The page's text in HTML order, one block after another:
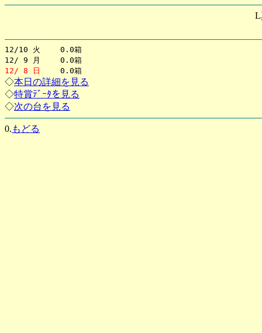
L
12/10 火 0.0箱
12/ 9 月 0.0箱
12/ 8 日
0.0箱
◇本日の詳細を見る
◇特賞ﾃﾞｰﾀを見る
◇次の台を見る
0. もどる